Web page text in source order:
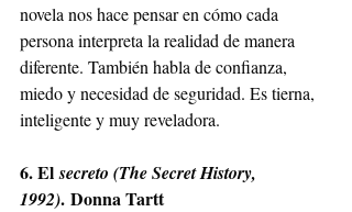
novela nos hace pensar en cómo cada
persona interpreta la realidad de manera
diferente. También habla de confianza,
miedo y necesidad de seguridad. Es tierna,
inteligente y muy reveladora.
6. El secreto (The Secret History,
1992). Donna Tartt